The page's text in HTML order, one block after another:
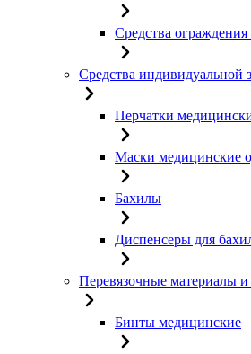
Средства ограждения
Средства
Перчатки
Маски медицинские
Бахилы
Диспенсеры для
Перевязочные материалы и
Бинты медицинские